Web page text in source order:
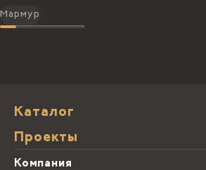
Мармур
Каталог
Проекты
Компания